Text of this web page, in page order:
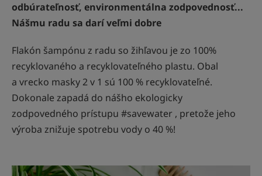
odbúrateľnosť, environmentálna zodpovednosť...
Nášmu radu sa darí veľmi dobre
Flakón šampónu z radu so žihľavou je zo 100%
recyklovaného a recyklovateľného plastu. Obal
a vrecko masky 2 v 1 sú 100 % recyklovateľné.
Dokonale zapadá do nášho ekologicky
zodpovedného prístupu #savewater , pretože jeho
výroba znižuje spotrebu vody o 40 %!